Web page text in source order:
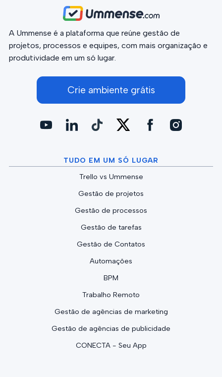
A Ummense é a plataforma que reúne gestão de
projetos, processos e equipes, com mais organização e
produtividade em um só lugar.
Crie ambiente grátis
TUDO EM UM SÓ LUGAR
Trello vs Ummense
Gestão de projetos
Gestão de processos
Gestão de tarefas
Gestão de Contatos
Automações
BPM
Trabalho Remoto
Gestão de agências de marketing
Gestão de agências de publicidade
CONECTA - Seu App